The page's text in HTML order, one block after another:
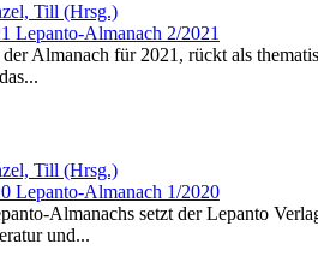
Till (Hrsg.)
Lepanto-Almanach 2/2021
Almanach für 2021, rückt als
Till (Hrsg.)
Lepanto-Almanach 1/2020
Almanachs setzt der Lepanto
und...